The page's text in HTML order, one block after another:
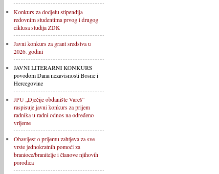
Konkurs za dodjelu stipendija
redovnim studentima prvog i drugog
ciklusa studija ZDK
Javni konkurs za grant sredstva u
2026. godini
JAVNI LITERARNI KONKURS
povodom Dana nezavisnosti Bosne i
Hercegovine
JPU „Dječije obdanište Vareš“
raspisuje javni konkurs za prijem
radnika u radni odnos na određeno
vrijeme
Obavijest o prijemu zahtjeva za sve
vrste jednokratnih pomoći za
branioce/branitelje i članove njihovih
porodica